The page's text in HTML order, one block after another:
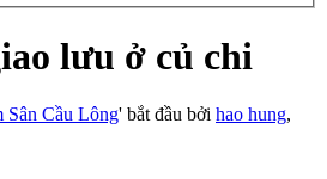
lưu ở củ chi
Cầu Lông' bắt đầu bởi hao hung,